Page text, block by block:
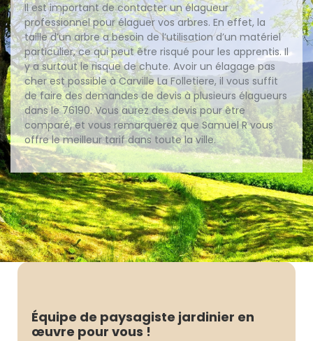
Il est important de contacter un élagueur
professionnel pour élaguer vos arbres. En effet, la
taille d’un arbre a besoin de l’utilisation d’un matériel
particulier, ce qui peut être risqué pour les apprentis. Il
y a surtout le risque de chute. Avoir un élagage pas
cher est possible à Carville La Folletiere, il vous suffit
de faire des demandes de devis à plusieurs élagueurs
dans le 76190. Vous aurez des devis pour être
comparé, et vous remarquerez que Samuel R vous
offre le meilleur tarif dans toute la ville.
Équipe de paysagiste jardinier en
œuvre pour vous !